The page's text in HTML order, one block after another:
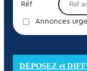
Réf
Annonces
DÉPOSEZ et